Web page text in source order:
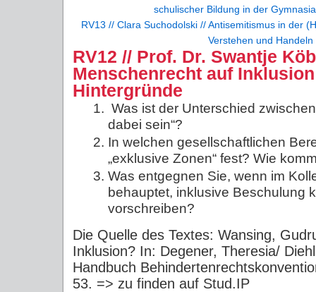
schulischer Bildung in der
RV13 // Clara Suchodolski // Antisemitismus in der
Verstehen und Handeln
RV12 // Prof. Dr. Swantje
Menschenrecht auf
Hintergründe
Was ist der Unterschied
dabei sein“?
In welchen gesellschaftlichen
„exklusive Zonen“ fest? Wie
Was entgegnen Sie, wenn im
behauptet, inklusive Beschulung
vorschreiben?
Die Quelle des Textes: Wansing,
Inklusion? In: Degener, Theresia/
Handbuch
53. => zu finden auf Stud.IP